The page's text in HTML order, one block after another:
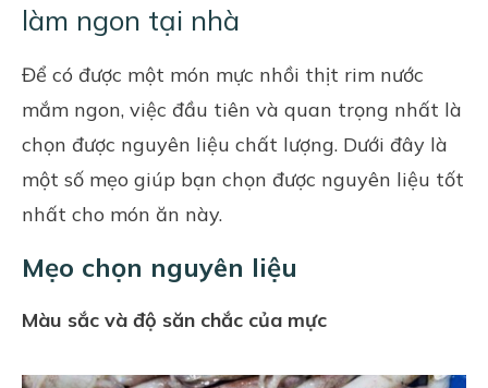
làm ngon tại nhà
Để có được một món mực nhồi thịt rim nước
mắm ngon, việc đầu tiên và quan trọng nhất là
chọn được nguyên liệu chất lượng. Dưới đây là
một số mẹo giúp bạn chọn được nguyên liệu tốt
nhất cho món ăn này.
Mẹo chọn nguyên liệu
Màu sắc và độ săn chắc của mực